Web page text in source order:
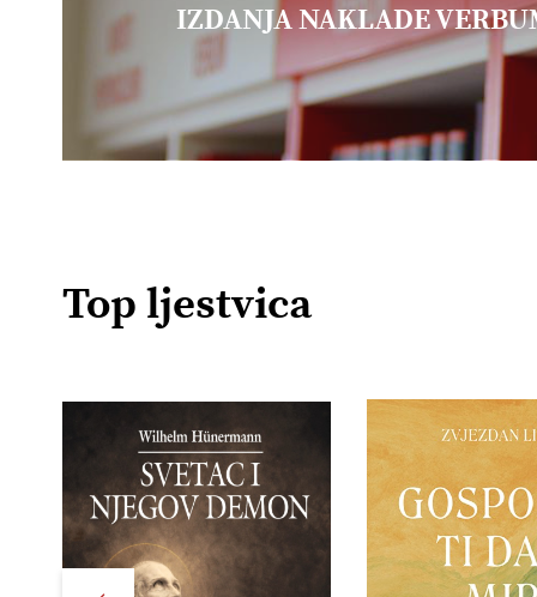
IZDANJA NAKLADE
Top ljestvica